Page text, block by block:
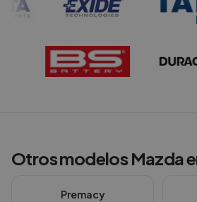
Otros modelosMazda
Premacy